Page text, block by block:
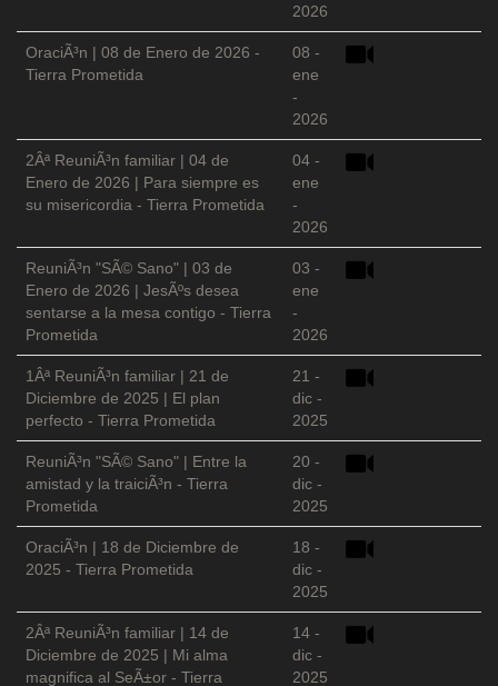
2026
OraciÃ³n | 08 de Enero de 2026 -
Tierra Prometida
08 -
ene
-
2026
2Âª ReuniÃ³n familiar | 04 de
Enero de 2026 | Para siempre es
su misericordia - Tierra Prometida
04 -
ene
-
2026
ReuniÃ³n "SÃ© Sano" | 03 de
Enero de 2026 | JesÃºs desea
sentarse a la mesa contigo - Tierra
Prometida
03 -
ene
-
2026
1Âª ReuniÃ³n familiar | 21 de
Diciembre de 2025 | El plan
perfecto - Tierra Prometida
21 -
dic -
2025
ReuniÃ³n "SÃ© Sano" | Entre la
amistad y la traiciÃ³n - Tierra
Prometida
20 -
dic -
2025
OraciÃ³n | 18 de Diciembre de
2025 - Tierra Prometida
18 -
dic -
2025
2Âª ReuniÃ³n familiar | 14 de
Diciembre de 2025 | Mi alma
magnifica al SeÃ±or - Tierra
14 -
dic -
2025